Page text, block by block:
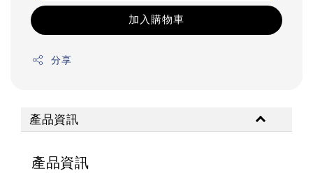
加入購物車
分享
產品資訊
產品資訊